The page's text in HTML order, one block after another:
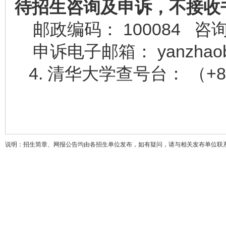
待招生咨询及申诉，不接
邮政编码： 100084 咨
申诉电子邮箱：
4. 清华大学查号台： （
说明：招生简章、网报公告均由各招生单位发布，如有疑问，请与相关发布单位